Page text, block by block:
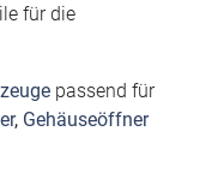
für die
passend für
, Gehäuseöffner